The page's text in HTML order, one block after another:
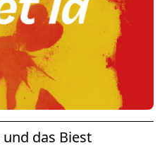
und das Biest